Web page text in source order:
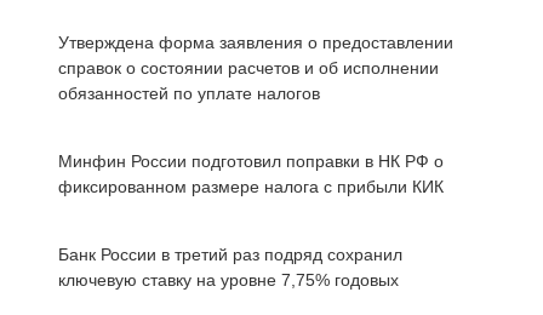
Утверждена форма заявления о предоставлении
справок о состоянии расчетов и об исполнении
обязанностей по уплате налогов
Минфин России подготовил поправки в НК РФ о
фиксированном размере налога с прибыли КИК
Банк России в третий раз подряд сохранил
ключевую ставку на уровне 7,75% годовых